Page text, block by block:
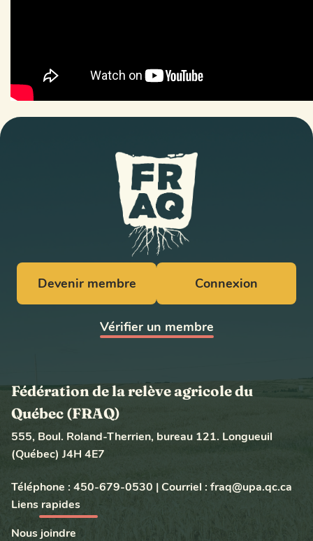
Devenir membre Connexion
Vérifier un membre
Fédération de la relève agricole du
Québec (FRAQ)
555, Boul. Roland-Therrien, bureau 121. Longueuil
(Québec) J4H 4E7
Téléphone : 450-679-0530 |Courriel : fraq@upa.qc.ca
Liens rapides
Nous joindre